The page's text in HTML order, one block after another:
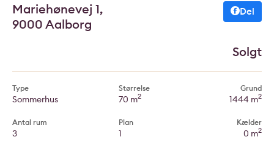
Mariehønevej 1,
9000 Aalborg
Del
Solgt
Type
Sommerhus
Antal rum
3
Størrelse
70 m2
Plan
1
Grund
1444 m2
Kælder
0 m2